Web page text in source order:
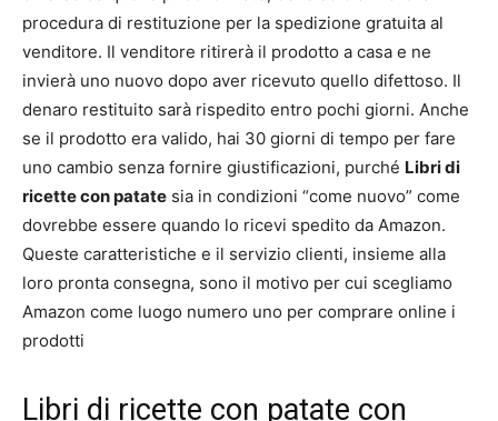
procedura di restituzione per la spedizione gratuita al
venditore. Il venditore ritirerà il prodotto a casa e ne
invierà uno nuovo dopo aver ricevuto quello difettoso. Il
denaro restituito sarà rispedito entro pochi giorni. Anche
se il prodotto era valido, hai 30 giorni di tempo per fare
uno cambio senza fornire giustificazioni, purché Libri di
ricette con patate sia in condizioni “come nuovo” come
dovrebbe essere quando lo ricevi spedito da Amazon.
Queste caratteristiche e il servizio clienti, insieme alla
loro pronta consegna, sono il motivo per cui scegliamo
Amazon come luogo numero uno per comprare online i
prodotti
Libri di ricette con patate con